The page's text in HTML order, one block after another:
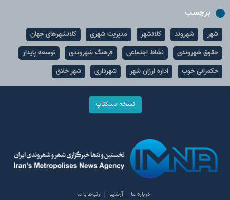
برچسب
شهر شهروند کلانشهر مدیریت شهری
کلانشهرهای جهان
حقوق شهروندی
نشاط اجتماعی فرهنگ شهروندی
توسعه پایدار
حکمرانی خوب
اداره ارزان شهر شهرداری شهر خلاق
نسخه دسکتاپ
درباره ما آرشیو ارتباط با ما